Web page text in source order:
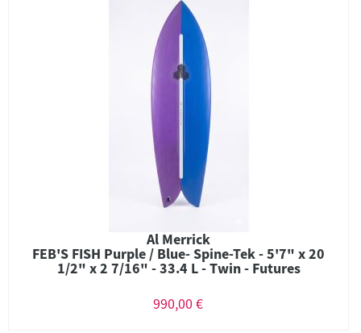
Al Merrick
FEB'S FISH Purple / Blue- Spine-Tek - 5'7" x 20
1/2" x 2 7/16" - 33.4 L - Twin - Futures
990,00 €